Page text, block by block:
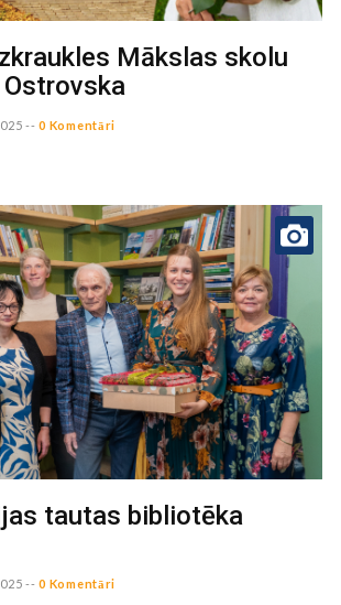
Mākslas skolu
-- 0 Komentāri
tautas bibliotēka
-- 0 Komentāri